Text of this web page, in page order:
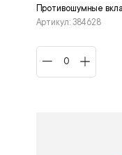
Противошумные
Артикул: 384628